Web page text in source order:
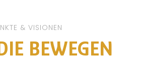
& VISIONEN
BEWEGEN